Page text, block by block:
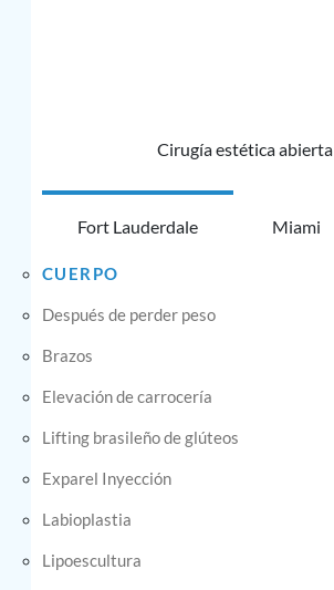
Cirugía estética abierta
Fort Lauderdale Miami
CUERPO
Después de perder peso
Brazos
Elevación de carrocería
Lifting brasileño de glúteos
Exparel Inyección
Labioplastia
Lipoescultura